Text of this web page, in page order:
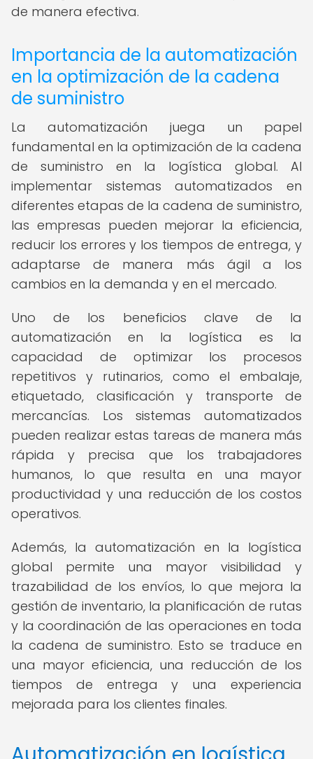
de manera efectiva.
Importancia de la automatización
en la optimización de la cadena
de suministro
La automatización juega un papel
fundamental en la optimización de la cadena
de suministro en la logística global. Al
implementar sistemas automatizados en
diferentes etapas de la cadena de suministro,
las empresas pueden mejorar la eficiencia,
reducir los errores y los tiempos de entrega, y
adaptarse de manera más ágil a los
cambios en la demanda y en el mercado.
Uno de los beneficios clave de la
automatización en la logística es la
capacidad de optimizar los procesos
repetitivos y rutinarios, como el embalaje,
etiquetado, clasificación y transporte de
mercancías. Los sistemas automatizados
pueden realizar estas tareas de manera más
rápida y precisa que los trabajadores
humanos, lo que resulta en una mayor
productividad y una reducción de los costos
operativos.
Además, la automatización en la logística
global permite una mayor visibilidad y
trazabilidad de los envíos, lo que mejora la
gestión de inventario, la planificación de rutas
y la coordinación de las operaciones en toda
la cadena de suministro. Esto se traduce en
una mayor eficiencia, una reducción de los
tiempos de entrega y una experiencia
mejorada para los clientes finales.